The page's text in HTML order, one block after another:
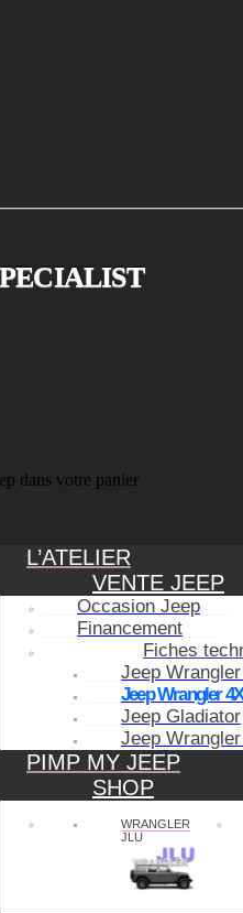
dans votre panier
L’ATELIER
VENTE JEEP
Occasion Jeep
Financement
Fiches
Jeep
Jeep Wrangler
Jeep Gladiator
Jeep
PIMP MY JEEP
SHOP
WRANGLER
JLU